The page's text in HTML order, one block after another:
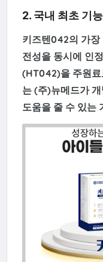
2. 국내 최초 기
키즈텐042의 가장
전성을 동시에 인
(HT042)을 주원
는 (주)뉴메드가
도움을 줄 수 있는